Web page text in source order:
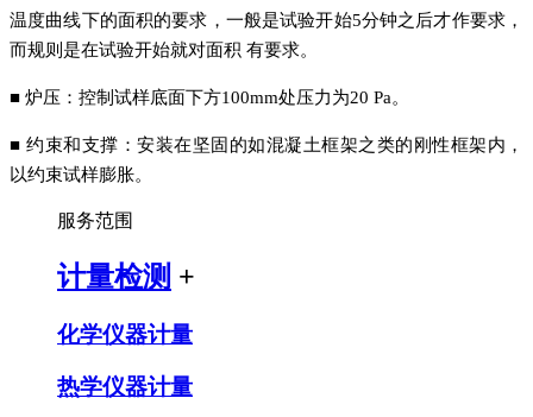
温度曲线下的面积的要求，一般是试验开始5分钟之后才作要求，
而规则是在试验开始就对面积 有要求。
■ 炉压：控制试样底面下方100mm处压力为20 Pa。
■ 约束和支撑：安装在坚固的如混凝土框架之类的刚性框架内，
以约束试样膨胀。
服务范围
计量检测 +
化学仪器计量
热学仪器计量